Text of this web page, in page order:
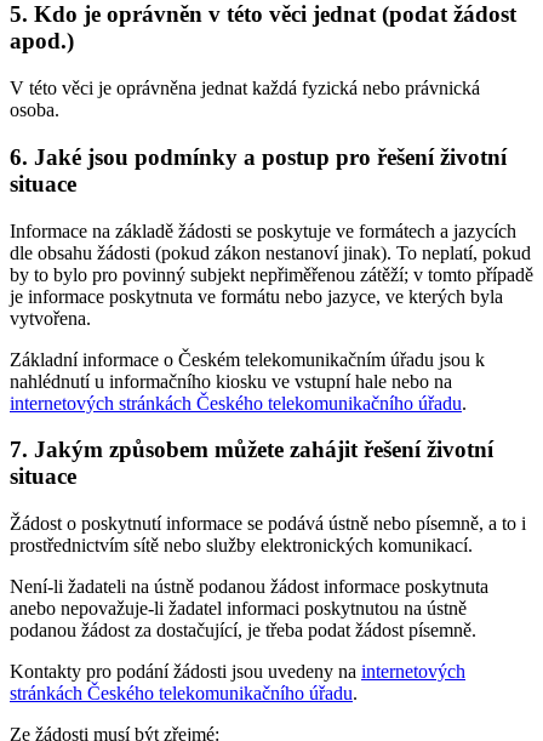
5. Kdo je oprávněn v této věci jednat (podat žádost
apod.)
V této věci je oprávněna jednat každá fyzická nebo právnická
osoba.
6. Jaké jsou podmínky a postup pro řešení životní
situace
Informace na základě žádosti se poskytuje ve formátech a jazycích
dle obsahu žádosti (pokud zákon nestanoví jinak). To neplatí, pokud
by to bylo pro povinný subjekt nepřiměřenou zátěží; v tomto případě
je informace poskytnuta ve formátu nebo jazyce, ve kterých byla
vytvořena.
Základní informace o Českém telekomunikačním úřadu jsou k
nahlédnutí u informačního kiosku ve vstupní hale nebo na
internetových stránkách Českého telekomunikačního úřadu.
7. Jakým způsobem můžete zahájit řešení životní
situace
Žádost o poskytnutí informace se podává ústně nebo písemně, a to i
prostřednictvím sítě nebo služby elektronických komunikací.
Není-li žadateli na ústně podanou žádost informace poskytnuta
anebo nepovažuje-li žadatel informaci poskytnutou na ústně
podanou žádost za dostačující, je třeba podat žádost písemně.
Kontakty pro podání žádosti jsou uvedeny na internetových
stránkách Českého telekomunikačního úřadu.
Ze žádosti musí být zřejmé: